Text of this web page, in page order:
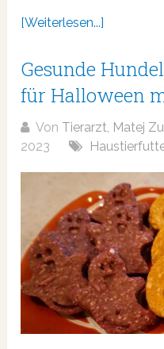
[Weiterlesen...]
Gesunde
für Halloween
Von Tierarzt, Matej
2023